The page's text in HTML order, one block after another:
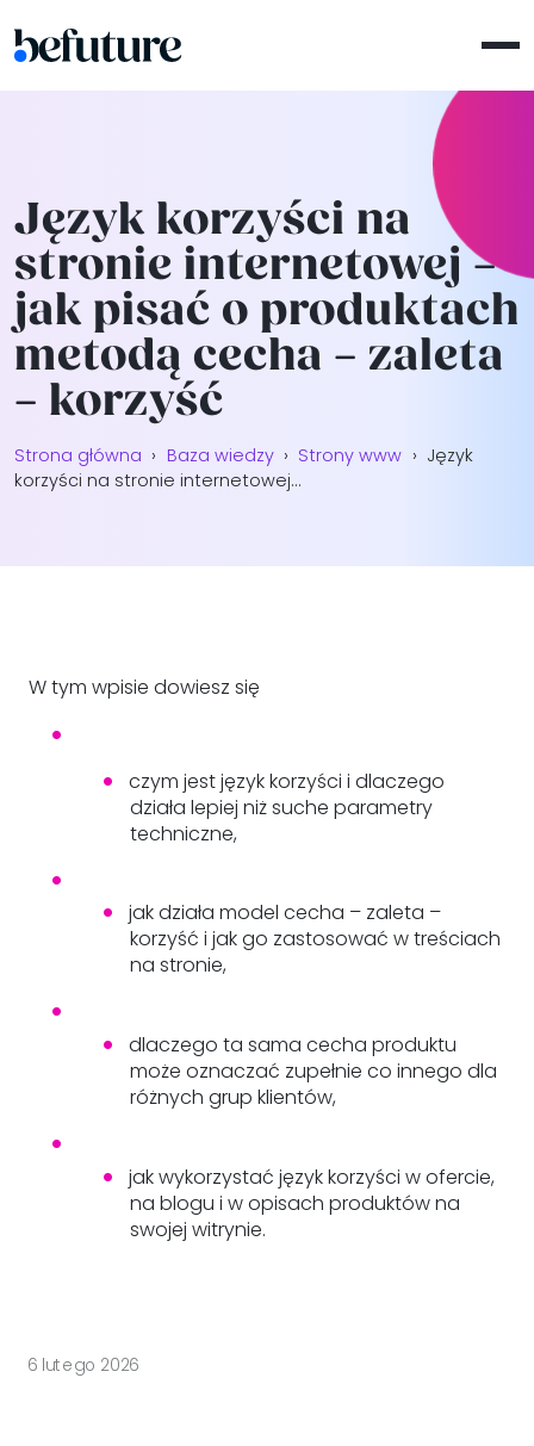
Język korzyści na
stronie internetowej –
jak pisać o produktach
metodą cecha – zaleta
– korzyść
Strona główna › Baza wiedzy › Strony www › Język
korzyści na stronie internetowej...
W tym wpisie dowiesz się
czym jest język korzyści i dlaczego
działa lepiej niż suche parametry
techniczne,
jak działa model cecha – zaleta –
korzyść i jak go zastosować w treściach
na stronie,
dlaczego ta sama cecha produktu
może oznaczać zupełnie co innego dla
różnych grup klientów,
jak wykorzystać język korzyści w ofercie,
na blogu i w opisach produktów na
swojej witrynie.
6 lutego 2026